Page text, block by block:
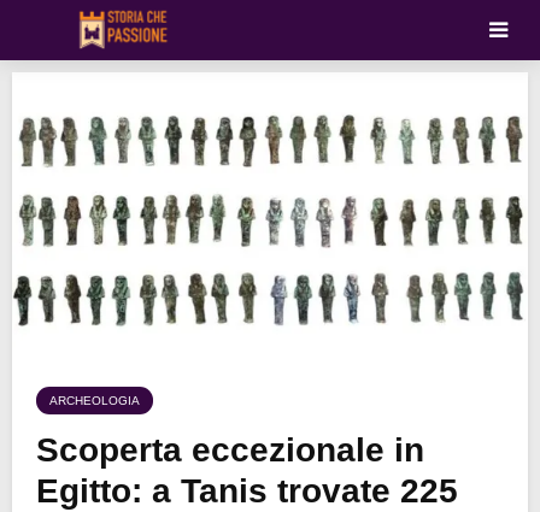
ARCHEOLOGIA
Scoperta eccezionale in
Egitto: a Tanis trovate 225